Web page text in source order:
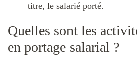
titre, le salarié porté.
Quelles sont les
en portage salarial ?